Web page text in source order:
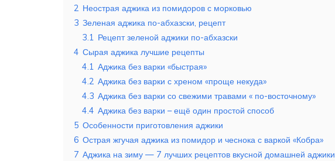
2 Неострая аджика из помидоров с морковью
3 Зеленая аджика по-абхазски, рецепт
3.1 Рецепт зеленой аджики по-абхазски
4 Сырая аджика лучшие рецепты
4.1 Аджика без варки «быстрая»
4.2 Аджика без варки с хреном «проще некуда»
4.3 Аджика без варки со свежими травами « по-восточному»
4.4 Аджика без варки – ещё один простой способ
5 Особенности приготовления аджики
6 Острая жгучая аджика из помидор и чеснока с варкой «Кобра»
7 Аджика на зиму — 7 лучших рецептов вкусной домашней аджики